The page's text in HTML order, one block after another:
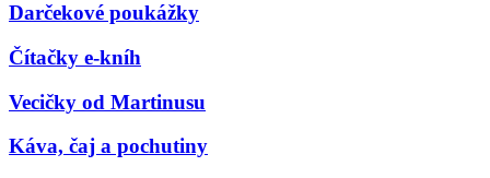
Darčekové poukážky
Čítačky e-kníh
Vecičky od Martinusu
Káva, čaj a pochutiny